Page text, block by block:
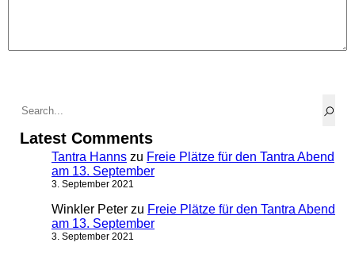
Latest Comments
Tantra Hanns zu Freie Plätze für den Tantra Abend
am 13. September
3. September 2021
Winkler Peter zu Freie Plätze für den Tantra Abend
am 13. September
3. September 2021